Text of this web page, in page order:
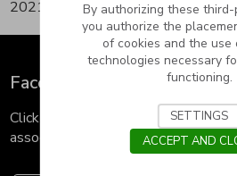
2021.18.13
Facets
Click on a term to see all the works
associated with it.
By authorizing these third-
you authorize the
of cookies and the use
technologies necessary
functioning.
SETTINGS
ACCEPT AND